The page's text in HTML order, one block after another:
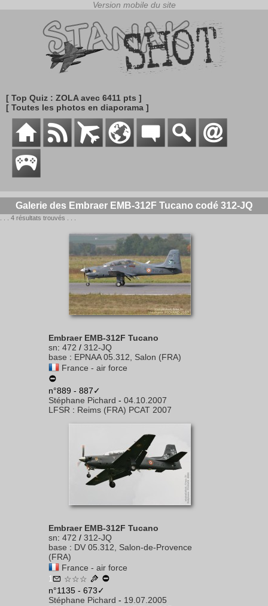
[ Top Quiz : ZOLA avec 6411 pts ]
[ Toutes les photos en diaporama ]
Galerie des Embraer EMB-312F Tucano codé 312-JQ
. . . 4 résultats trouvés . . .
Embraer EMB-312F Tucano
sn: 472 / 312-JQ
base : EPNAA 05.312, Salon (FRA)
France - air force
n°889 - 887✓
Stéphane Pichard - 04.10.2007
LFSR : Reims (FRA) PCAT 2007
Embraer EMB-312F Tucano
sn: 472 / 312-JQ
base : DV 05.312, Salon-de-Provence
(FRA)
France - air force
1
☆☆☆
n°1135 - 673✓
Stéphane Pichard - 19.07.2005